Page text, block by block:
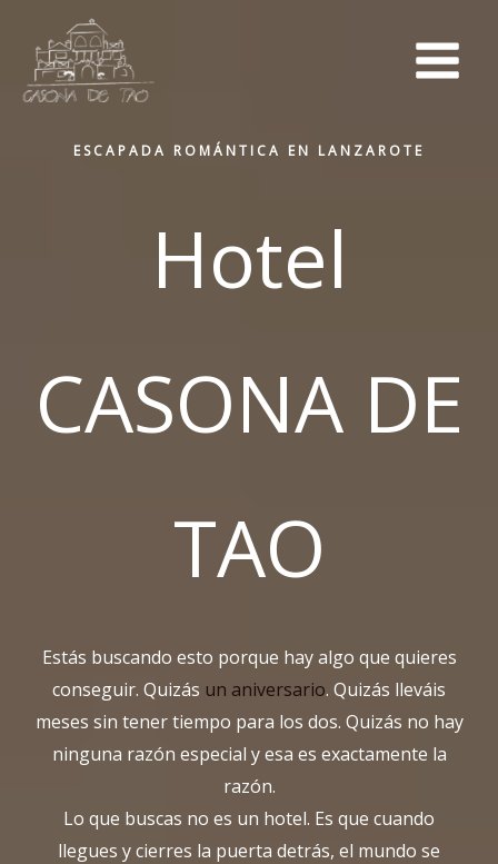
contenido
ESCAPADA ROMÁNTICA EN LANZAROTE
Hotel
CASONA DE
TAO
Estás buscando esto porque hay algo que quieres
conseguir. Quizás un aniversario. Quizás lleváis
meses sin tener tiempo para los dos. Quizás no hay
ninguna razón especial y esa es exactamente la
razón.
Lo que buscas no es un hotel. Es que cuando
llegues y cierres la puerta detrás, el mundo se